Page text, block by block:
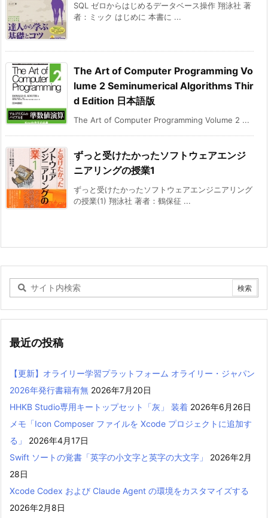
SQL ゼロからはじめるデータベース操作 翔泳社 著
者：ミック はじめに 本書に ...
The Art of Computer Programming Vo
lume 2 Seminumerical Algorithms Thir
d Edition 日本語版
The Art of Computer Programming Volume 2 ...
ずっと受けたかったソフトウェアエンジ
ニアリングの授業1
ずっと受けたかったソフトウェアエンジニアリング
の授業(1) 翔泳社 著者：鶴保征 ...
最近の投稿
【更新】オライリー学習プラットフォーム オライリー・ジャパン
2026年発行書籍有無 2026年7月20日
HHKB Studio専用キートップセット「灰」 装着 2026年6月26日
メモ「Icon Composer ファイルを Xcode プロジェクトに追加す
る」
2026年4月17日
Swift ソートの覚書「英字の小文字と英字の大文字」
2026年2月
28日
Xcode Codex および Claude Agent の環境をカスタマイズする
2026年2月8日